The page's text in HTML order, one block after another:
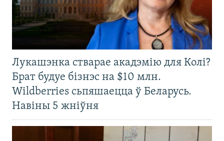
Лукашэнка стварае акадэмію для Колі?
Брат будуе бізнэс на $10 млн.
Wildberries сьпяшаецца ў Беларусь.
Навіны 5 жніўня